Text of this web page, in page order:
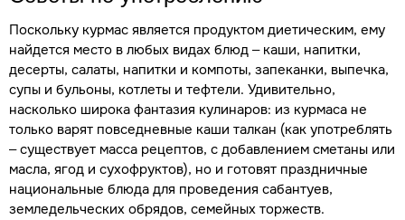
Поскольку курмас является продуктом диетическим, ему
найдется место в любых видах блюд – каши, напитки,
десерты, салаты, напитки и компоты, запеканки, выпечка,
супы и бульоны, котлеты и тефтели. Удивительно,
насколько широка фантазия кулинаров: из курмаса не
только варят повседневные каши талкан (как употреблять
– существует масса рецептов, с добавлением сметаны или
масла, ягод и сухофруктов), но и готовят праздничные
национальные блюда для проведения сабантуев,
земледельческих обрядов, семейных торжеств.